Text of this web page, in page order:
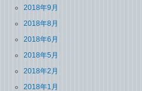
2018年9月
2018年8月
2018年6月
2018年5月
2018年2月
2018年1月